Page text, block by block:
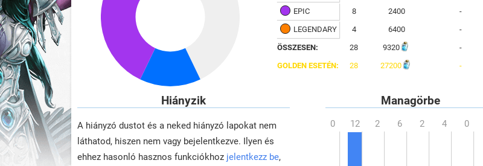
EPIC
8 2400
-
LEGENDARY
4 6400
-
ÖSSZESEN:
28 9320
-
GOLDEN ESETÉN:
28 27200 -
Hiányzik
A hiányzó dustot és a neked hiányzó lapokat nem
láthatod, hiszen nem vagy bejelentkezve. Ilyen és
ehhez hasonló hasznos funkciókhoz jelentkezz be,
Managörbe